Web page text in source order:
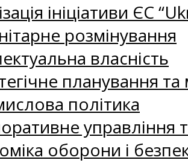
ініціативи ЄС
розмінування
власність
планування
політика
управління
оборони і